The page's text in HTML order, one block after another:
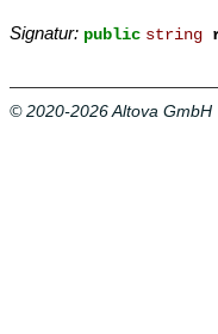
Signatur: public string
© 2020-2026 Altova GmbH